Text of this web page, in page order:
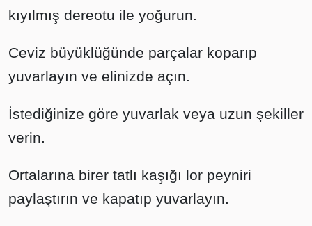
kıyılmış dereotu ile yoğurun.
Ceviz büyüklüğünde parçalar koparıp
yuvarlayın ve elinizde açın.
İstediğinize göre yuvarlak veya uzun şekiller
verin.
Ortalarına birer tatlı kaşığı lor peyniri
paylaştırın ve kapatıp yuvarlayın.